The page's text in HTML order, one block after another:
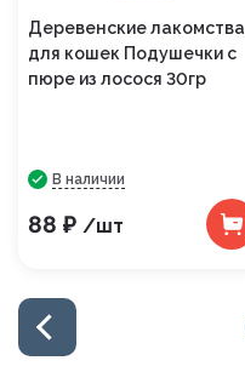
Деревенские лакомства
для кошек Подушечки с
пюре из лосося 30гр
В наличии
88 ₽ /шт